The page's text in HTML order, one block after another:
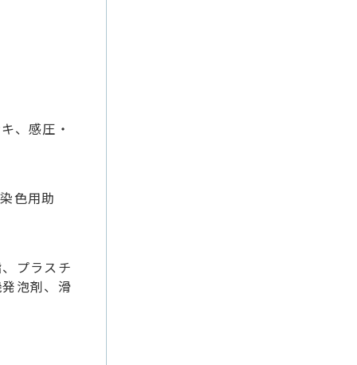
、感圧・
色用助
プラスチ
泡剤、滑